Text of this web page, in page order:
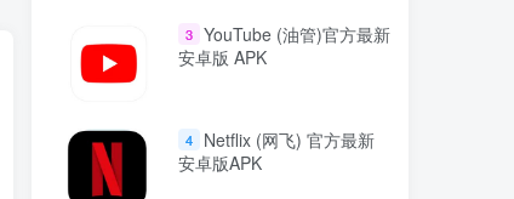
3 YouTube (油管)官方最新
安卓版 APK
4
Netflix (网飞) 官方最新
安卓版APK